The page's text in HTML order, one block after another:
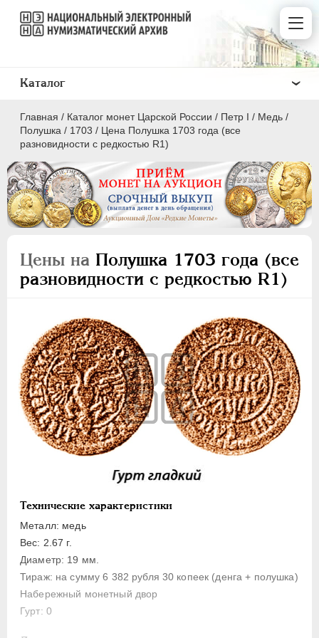
Главная / Каталог монет Царской России / Пeтр I / Медь /
Полушка / 1703 / Цена Полушка 1703 года (все
разновидности с редкостью R1)
Цены на Полушка 1703 года (все
разновидности с редкостью R1)
Технические характеристики
Металл: медь
Вес: 2.67 г.
Диаметр: 19 мм.
Тираж: на сумму 6 382 рубля 30 копеек (денга + полушка)
Набережный монетный двор
Гурт: 0
Каталог
ПEТР I 1699 - 1725
Серебро
Медь
1 копейка
Денга
Полушка
Полполушки
Пробные
Для Речи Посполитой
Монетовидные жетоны
1725-1727
ПЕТР II
АННА ИОАННОВНА
ИОАНН АНТОНОВИЧ
ЕЛИЗАВЕТА 1741-1762
ПЕТР III 1762-1762
ЕКАТЕРИНА II 1762-1796
ПАВЕЛ I